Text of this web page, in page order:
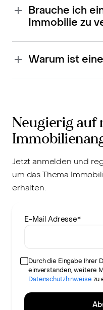
Brauche ich
Immobilie zu
Warum ist
Neugierig auf
Jetzt anmelden und
um das Thema
erhalten.
E-Mail Adresse*
Durch die Eingabe Ihrer
einverstanden, weitere
Datenschutzhinweise zu